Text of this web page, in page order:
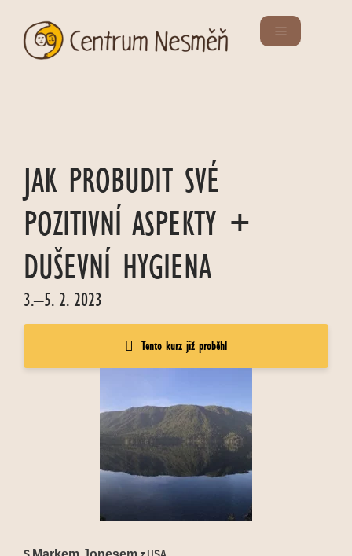
JAK PROBUDIT SVÉ
POZITIVNÍ ASPEKTY +
DUŠEVNÍ HYGIENA
3.–5. 2. 2023
Tento kurz již proběhl